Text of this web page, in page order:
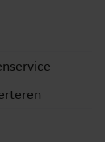
Deze
ze hebben
services. U